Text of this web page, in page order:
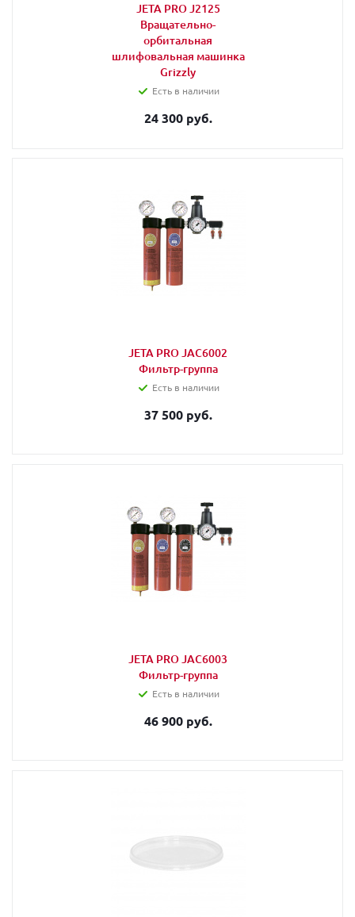
JETA PRO J2125
Вращательно-
орбитальная
шлифовальная машинка
Grizzly
Есть в наличии
24 300 руб.
JETA PRO JAC6002
Фильтр-группа
Есть в наличии
37 500 руб.
JETA PRO JAC6003
Фильтр-группа
Есть в наличии
46 900 руб.